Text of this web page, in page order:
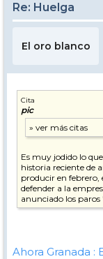
Re: Huelga
El oro blanco
Cita
pic
Es muy jodido lo
historia reciente de
producir en febrero,
defender a la
anunciado los
Ahora Granada :